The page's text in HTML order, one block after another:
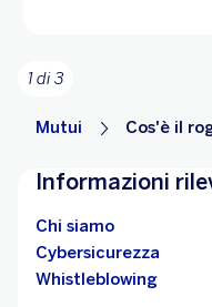
1 di 3
Mutui Cos'è il
Informazioni
Chi siamo
Cybersicurezza
Whistleblowing